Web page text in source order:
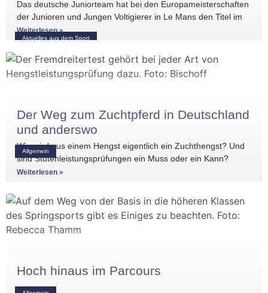
Aktuelles aus dem Sport
Das deutsche Juniorteam hat bei den Europameisterschaften
der Junioren und Jungen Voltigierer in Le Mans den Titel im
Gruppenvoltigieren gewonnen.
Weiterlesen »
Allgemein
Der Weg zum Zuchtpferd in Deutschland
und anderswo
Wie wird aus einem Hengst eigentlich ein Zuchthengst? Und
sind Stutenleistungsprüfungen ein Muss oder ein Kann?
Einblicke in die Regelwerke
Weiterlesen »
Hoch hinaus im Parcours